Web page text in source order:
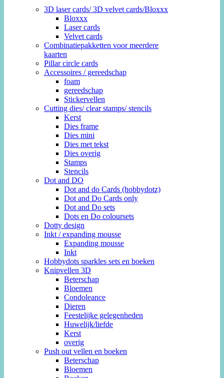
3D laser cards/ 3D velvet cards/Bloxxx
Bloxxx
Laser cards
Velvet cards
Combinatiepakketten voor meerdere
kaarten
Pillar circle cards
Accessoires / gereedschap
foam
gereedschap
Stickervellen
Cutting dies/ clear stamps/ stencils
Kerst
Dies frame
Dies mini
Dies met tekst
Dies overig
Stamps
Stencils
Dot and DO
Dot and do Cards (hobbydotz)
Dot and Do Cards only
Dot and Do sets
Dots en Do coloursets
Dotty design
Inkt / expanding mousse
Expanding mousse
Inkt
Hobbydots sparkles sets en boeken
Knipvellen 3D
Beterschap
Bloemen
Condoleance
Dieren
Feestelijke gelegenheden
Huwelijk/liefde
Kerst
overig
Push out vellen en boeken
Beterschap
Bloemen